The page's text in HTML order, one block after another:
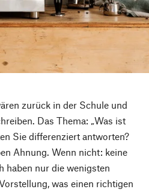
zurück in der Schule und
Das Thema: „Was ist
Sie differenziert antworten?
Ahnung. Wenn nicht: keine
haben nur die wenigsten
was einen richtigen